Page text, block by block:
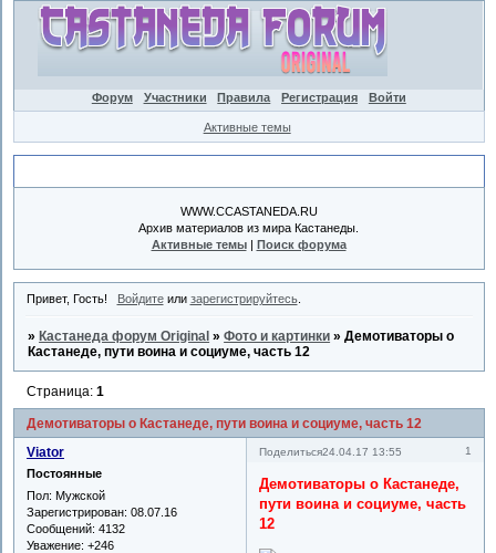
Форум Участники Правила Регистрация Войти
Активные темы
WWW.CCASTANEDA.RU
Архив материалов из мира Кастанеды.
Активные темы| Поиск форума
Привет, Гость! Войдитеили зарегистрируйтесь.
» Кастанеда форум Original »Фото и картинки »Демотиваторы о
Кастанеде, пути воина и социуме, часть 12
Демотиваторы о Кастанеде, пути воина и социуме, часть 12
Страница:1
Поделиться 1
24.04.17 13:55
Viator
Постоянные
Пол: Мужской
Зарегистрирован: 08.07.16
Сообщений: 4132
Уважение: +246
Демотиваторы о Кастанеде,
пути воина и социуме, часть
12